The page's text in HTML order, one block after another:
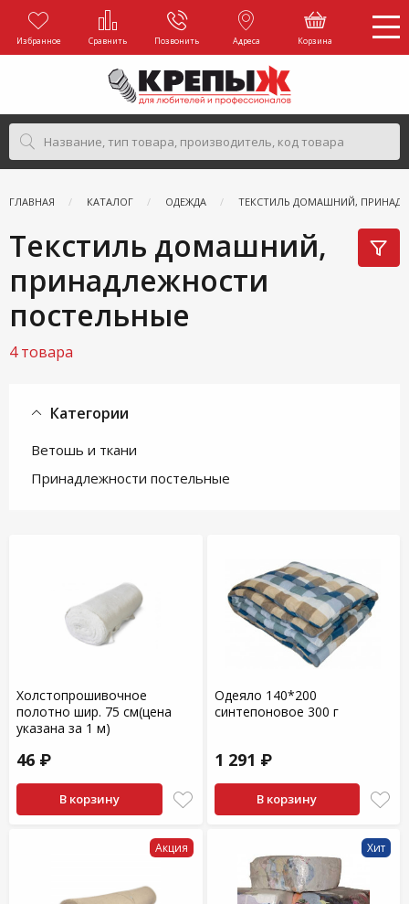
Избранное Сравнить Позвонить Адреса Корзина
ГЛАВНАЯ КАТАЛОГ ОДЕЖДА ТЕКСТИЛЬ ДОМАШНИЙ,
Текстиль домашний,
принадлежности
постельные
4 товара
Категории
Ветошь и ткани
Принадлежности постельные
Холстопрошивочное
полотно шир. 75 см(цена
указана за 1 м)
46 ₽
В корзину
Одеяло 140*200
синтепоновое 300 г
1 291 ₽
В корзину
Акция Хит